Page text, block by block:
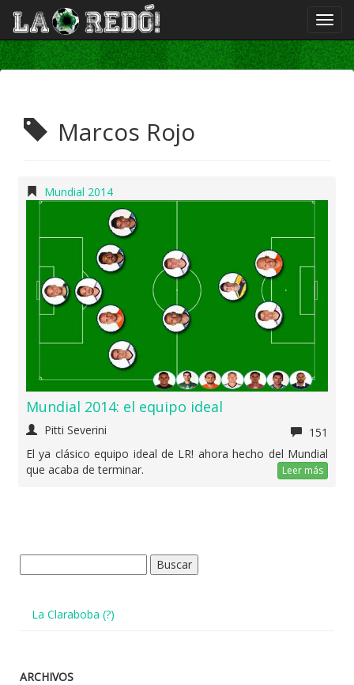
Marcos Rojo
Mundial 2014
Mundial 2014: el equipo ideal
Pitti Severini
151
El ya clásico equipo ideal de LR! ahora hecho del Mundial
que acaba de terminar.
Leer más
La Claraboba (?)
ARCHIVOS